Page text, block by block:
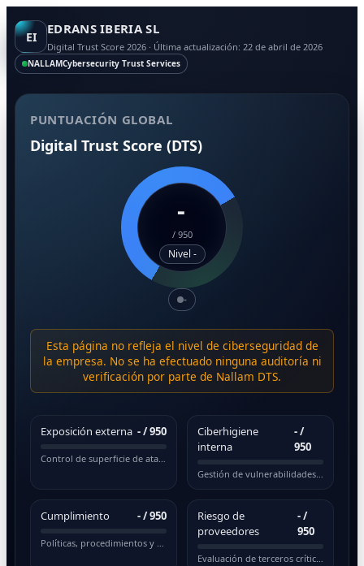
EI EDRANS IBERIA SL
Digital Trust Score 2026 · Última actualización: 22 de abril de 2026
NALLAMCybersecurity Trust Services
PUNTUACIÓN GLOBAL
Digital Trust Score (DTS)
-
/ 950
Nivel -
-
Esta página no refleja el nivel de ciberseguridad de
la empresa. No se ha efectuado ninguna auditoría ni
verificación por parte de Nallam DTS.
Exposición externa -/ 950
Control de superficie de ataque pública
Ciberhigiene
interna
-/
950
Gestión de vulnerabilidades y actualizaciones
Cumplimiento -/ 950
Políticas, procedimientos y normativas
Riesgo de
proveedores
-/
950
Evaluación de terceros críticos